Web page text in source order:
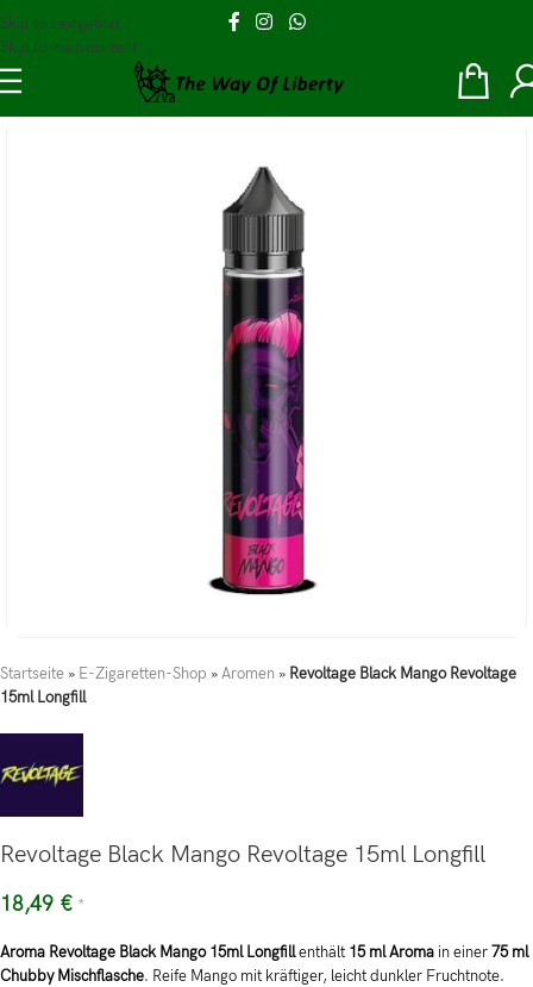
Skip to navigation
Skip to main content
Startseite » E-Zigaretten-Shop »Aromen » Revoltage Black Mango Revoltage
15ml Longfill
Revoltage Black Mango Revoltage 15ml Longfill
18,49 € *
Aroma Revoltage Black Mango 15ml Longfillenthält 15 ml Aroma in einer75 ml
Chubby Mischflasche. Reife Mango mit kräftiger, leicht dunkler Fruchtnote.